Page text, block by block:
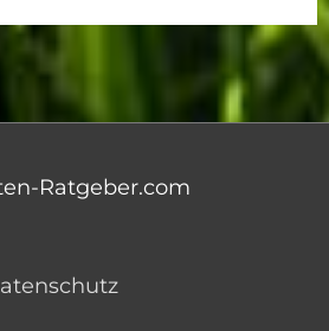
Ratgeber.com